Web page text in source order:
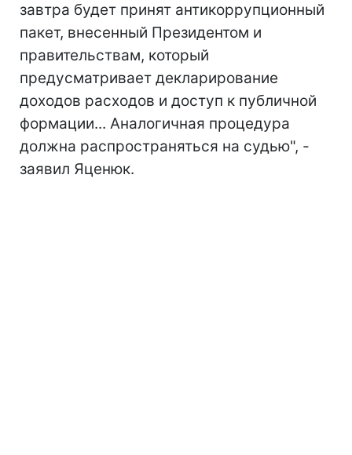
завтра будет принят антикоррупционный
пакет, внесенный Президентом и
правительствам, который
предусматривает декларирование
доходов расходов и доступ к публичной
формации... Аналогичная процедура
должна распространяться на судью", -
заявил Яценюк.